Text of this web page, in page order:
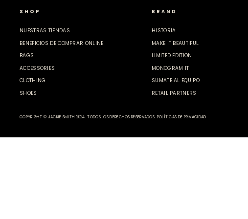
SHOP
NUESTRAS TIENDAS
BENEFICIOS DE COMPRAR ONLINE
BAGS
ACCESSORIES
CLOTHING
SHOES
BRAND
HISTORIA
MAKE IT BEAUTIFUL
LIMITED EDITION
MONOGRAM IT
SUMATE AL EQUIPO
RETAIL PARTNERS
COPYRIGHT © JACKIE SMITH 2024. TODOS LOS DERECHOS RESERVADOS. POLÍTICAS DE PRIVACIDAD